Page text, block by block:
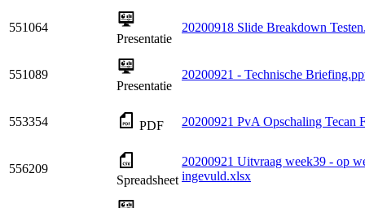
551064
Presentatie
20200918 Slide Breakdown
551089
Presentatie
20200921 - Technische
553354 PDF 20200921 PvA Opschaling Tecan
556209
Spreadsheet
20200921 Uitvraag week39 - op
ingevuld.xlsx